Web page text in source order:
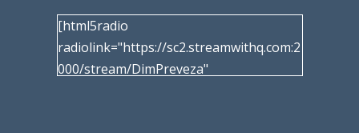
[html5radio
radiolink="https://sc2.streamwithq.com:2
000/stream/DimPreveza"